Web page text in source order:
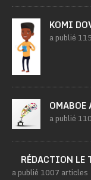
KOMI
a publié
OMABOE
a publié
RÉDACTION LE
a publié 1007 articles